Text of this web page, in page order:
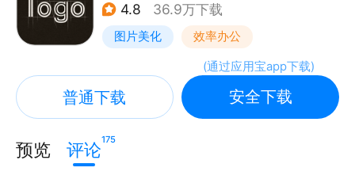
4.8 36.9万下载
图片美化 效率办公
(通过应用宝app下载)
普通下载 安全下载
预览 评论175